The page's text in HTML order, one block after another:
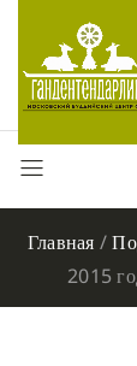
Главная /
2015